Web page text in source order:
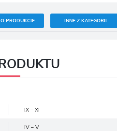
PRODUKCIE INNE Z KATEGORII
IX – XI
IV – V